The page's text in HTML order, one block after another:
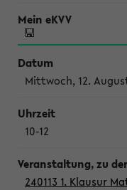
Mittwoch, 12.
10-12
240113 1. Klausur